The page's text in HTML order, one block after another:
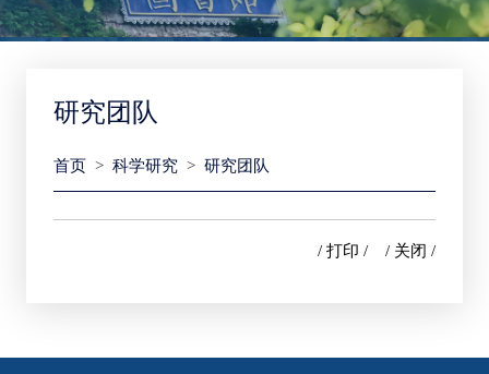
研究团队
首页 > 科学研究 > 研究团队
/ 打印 / / 关闭 /